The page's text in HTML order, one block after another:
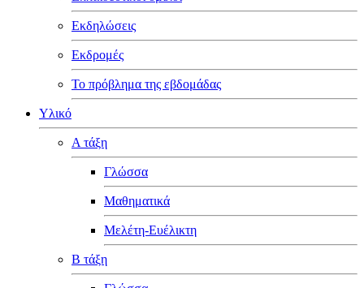
Εκδηλώσεις
Εκδρομές
Το πρόβλημα της εβδομάδας
Υλικό
Α τάξη
Γλώσσα
Μαθηματικά
Μελέτη-Ευέλικτη
Β τάξη